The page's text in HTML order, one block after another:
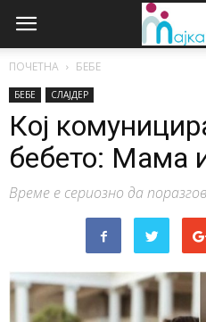
ПОЧЕТНА БЕБЕ
БЕБЕ СЛАЈДЕР
Кој
бебето: Мама
Време е сериозно да